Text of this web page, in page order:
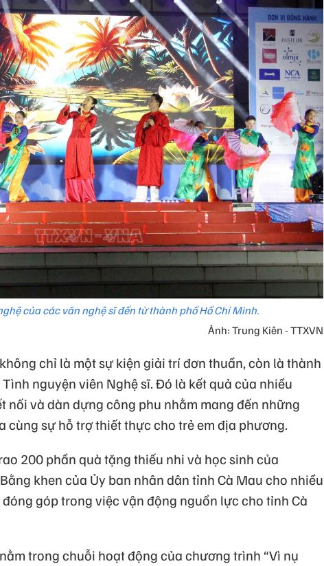
của các văn nghệ sĩ đến từ thành phố Hồ Chí Minh.
Ảnh: Trung Kiên - TTXVN
chỉ là một sự kiện giải trí đơn thuần, còn là thành
nguyện viên Nghệ sĩ. Đó là kết quả của nhiều
nối và dàn dựng công phu nhằm mang đến những
cùng sự hỗ trợ thiết thực cho trẻ em địa phương.
200 phần quà tặng thiếu nhi và học sinh của
khen của Ủy ban nhân dân tỉnh Cà Mau cho nhiều
góp trong việc vận động nguồn lực cho tỉnh Cà
trong chuỗi hoạt động của chương trình “Vì nụ